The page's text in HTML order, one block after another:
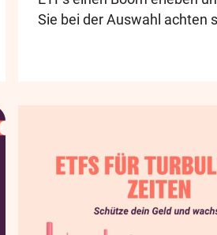
Sie bei der Auswahl achten